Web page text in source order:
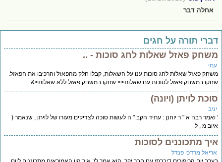
אחלה דבר
תורה על חגים
פאזל שאלות לחג סוכות - ..
פאזל שאלות לחג סוכות ענו על השאלות, קבלו חלק מהפאזל והרכיבו את הפאזל.
במשחק פאזל לסוכות עם שאלות>> שחקו במשחק פאזל ללא שאלות>&
לויתן (ויונה)
רבה א " ר יוחנן : עתיד הקב " ה לעשות סוכה לצדיקים מעורו של לויתן , שנאמר (
מ , ל
מתכוננים לסוכות
מרדכי פנדל